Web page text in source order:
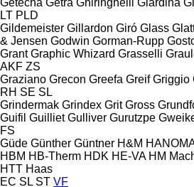
LT PLD
Gildemeister Gillardon Giró Glass
& Jensen Godwin Gorman-Rupp
Grant Graphic Whizard Grasselli
AKF ZS
Graziano Grecon Greefa Greif Griggio
RH SE SL
Grindermak Grindex Grit Gross
Guifil Guilliet Gulliver Gurutzpe
FS
Güde Günther Güntner H&M
HBM HB‑Therm HDK HE-VA HM
HTT Haas
EC SL ST VF